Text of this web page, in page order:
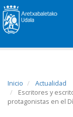
Inicio
Actualidad
Escritores y
protagonistas en el